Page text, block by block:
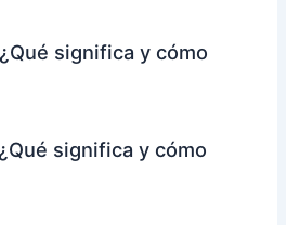
significa y cómo
significa y cómo